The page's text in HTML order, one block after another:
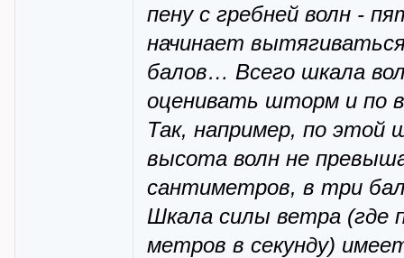
пену с гребней волн -
начинает
балов… Всего шкала
оценивать шторм и по
Так, например, по этой
высота волн не
сантиметров, в три
Шкала силы ветра (где
метров в секунду)